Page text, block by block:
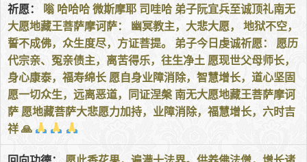
祈愿：
嗡 哈哈哈 微斯摩耶 司哇哈 弟子阮宜兵至诚顶礼南无
大愿地藏王菩萨摩诃萨： 幽冥教主，大悲大愿， 地狱不空，
誓不成佛，众生度尽，方证菩提。 弟子今日虔诚祈愿： 愿历
代宗亲、冤亲债主，离苦得乐，往生净土 愿现世父母师长，
身心康泰，福寿绵长 愿自身业障消除，智慧增长，道心坚固
愿一切众生，远离恶道，同证涅槃 南无大愿地藏王菩萨摩诃
萨 愿地藏菩萨大悲愿力加持，业障消除，福慧增长，六时吉
祥 🙏